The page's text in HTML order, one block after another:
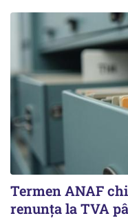
Termen ANAF
renunța la TVA